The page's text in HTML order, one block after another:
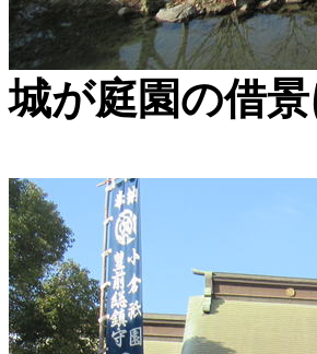
城が庭園の借